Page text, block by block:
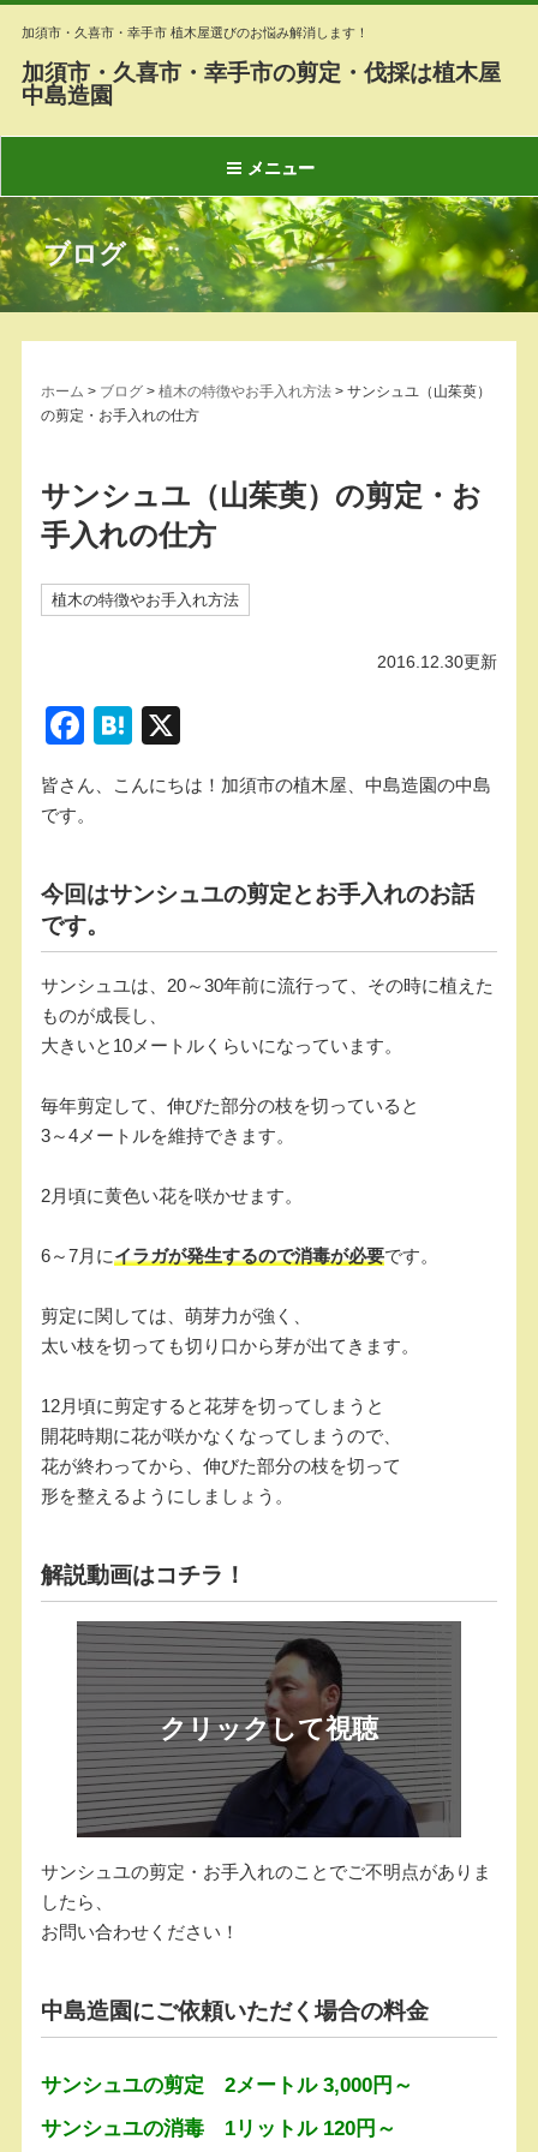
加須市・久喜市・幸手市 植木屋選びのお悩み解消します！
加須市・久喜市・幸手市の剪定・伐採は植木屋
中島造園
メニュー
ブログ
ホーム > ブログ >植木の特徴やお手入れ方法 >サンシュユ（山茱萸）
の剪定・お手入れの仕方
サンシュユ（山茱萸）の剪定・お
手入れの仕方
植木の特徴やお手入れ方法
2016.12.30更新
F
c
b
o
o
k
H
e
a
皆さん、こんにちは！加須市の植木屋、中島造園の中島
です。
今回はサンシュユの剪定とお手入れのお話
です。
サンシュユは、20～30年前に流行って、その時に植えた
ものが成長し、
大きいと10メートルくらいになっています。
毎年剪定して、伸びた部分の枝を切っていると
3～4メートルを維持できます。
2月頃に黄色い花を咲かせます。
6～7月にイラガが発生するので消毒が必要です。
剪定に関しては、萌芽力が強く、
太い枝を切っても切り口から芽が出てきます。
12月頃に剪定すると花芽を切ってしまうと
開花時期に花が咲かなくなってしまうので、
花が終わってから、伸びた部分の枝を切って
形を整えるようにしましょう。
解説動画はコチラ！
サンシュユの剪定・お手入れのことでご不明点がありま
したら、
お問い合わせください！
中島造園にご依頼いただく場合の料金
サンシュユの剪定 2メートル 3,000円～
サンシュユの消毒 1リットル 120円～